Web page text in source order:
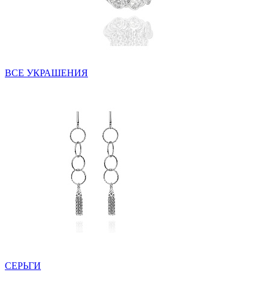
ВСЕ УКРАШЕНИЯ
СЕРЬГИ